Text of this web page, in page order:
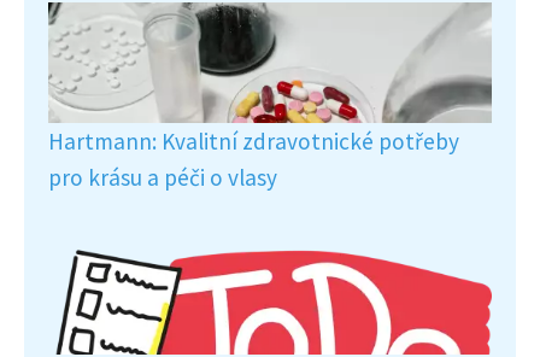
Hartmann: Kvalitní zdravotnické potřeby
pro krásu a péči o vlasy